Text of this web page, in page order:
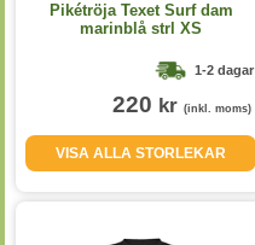
Pikétröja Texet Surf dam
marinblå strl XS
1-2 dagar
220 kr (inkl. moms)
VISA ALLA STORLEKAR